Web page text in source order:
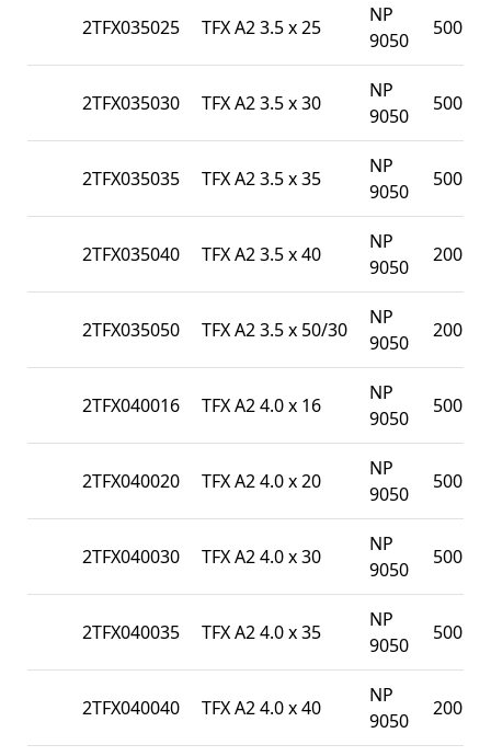
2TFX035025 TFX A2 3.5 x 25
NP
9050
500
2TFX035030 TFX A2 3.5 x 30
NP
9050
500
2TFX035035 TFX A2 3.5 x 35
NP
9050
500
2TFX035040 TFX A2 3.5 x 40
NP
9050
200
2TFX035050 TFX A2 3.5 x 50/30
NP
9050
200
2TFX040016 TFX A2 4.0 x 16
NP
9050
500
2TFX040020 TFX A2 4.0 x 20
NP
9050
500
2TFX040030 TFX A2 4.0 x 30
NP
9050
500
2TFX040035 TFX A2 4.0 x 35
NP
9050
500
2TFX040040 TFX A2 4.0 x 40
NP
9050
200